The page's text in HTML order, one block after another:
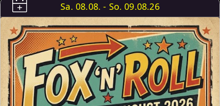
Sa. 08.08. - So. 09.08.26